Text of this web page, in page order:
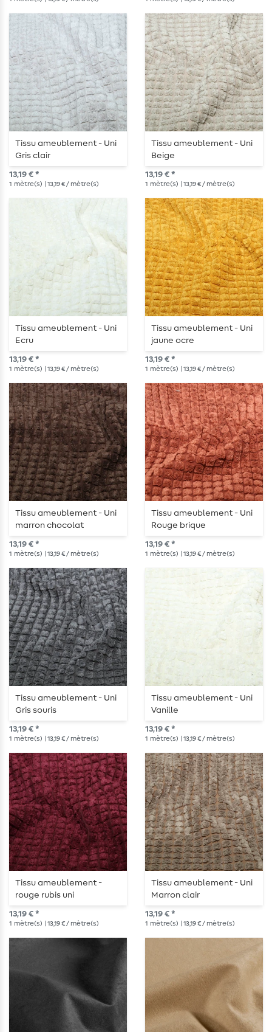
Tissu ameublement - Uni
Gris clair
13,19 € *
1 mètre(s) | 13,19 € / mètre(s)
Tissu ameublement - Uni
Beige
13,19 € *
1 mètre(s) | 13,19 € / mètre(s)
Tissu ameublement - Uni
Ecru
13,19 € *
1 mètre(s) | 13,19 € / mètre(s)
Tissu ameublement - Uni
jaune ocre
13,19 € *
1 mètre(s) | 13,19 € / mètre(s)
Tissu ameublement - Uni
marron chocolat
13,19 € *
1 mètre(s) | 13,19 € / mètre(s)
Tissu ameublement - Uni
Rouge brique
13,19 € *
1 mètre(s) | 13,19 € / mètre(s)
Tissu ameublement - Uni
Gris souris
13,19 € *
1 mètre(s) | 13,19 € / mètre(s)
Tissu ameublement - Uni
Vanille
13,19 € *
1 mètre(s) | 13,19 € / mètre(s)
Tissu ameublement -
rouge rubis uni
13,19 € *
1 mètre(s) | 13,19 € / mètre(s)
Tissu ameublement - Uni
Marron clair
13,19 € *
1 mètre(s) | 13,19 € / mètre(s)